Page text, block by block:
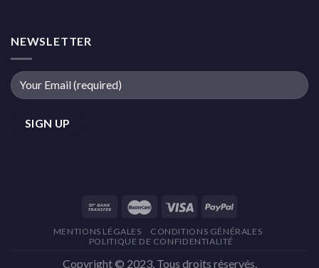
NEWSLETTER
MENTIONS LÉGALES
CONDITIONS GÉNÉRALES
POLITIQUE DE CONFIDENTIALITÉ
Copyright © 2023, Tous droits réservés.